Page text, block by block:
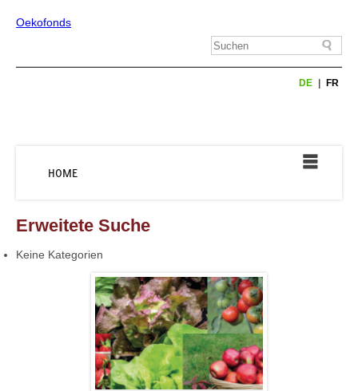
Oekofonds
DE FR
HOME
Erweitete Suche
Keine Kategorien